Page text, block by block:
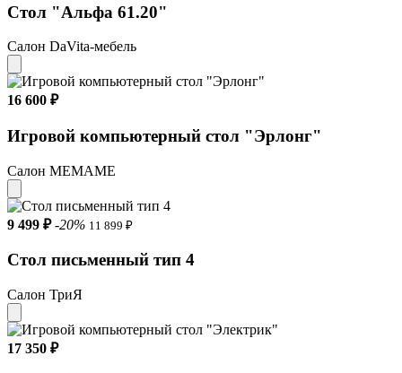
Стол "Альфа 61.20"
Салон DaVita-мебель
16 600 ₽
Игровой компьютерный стол "Эрлонг"
Салон МЕМАМЕ
9 499 ₽ -20% 11 899 ₽
Стол письменный тип 4
Салон ТриЯ
17 350 ₽